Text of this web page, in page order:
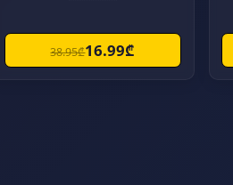
38.95₾16.99₾